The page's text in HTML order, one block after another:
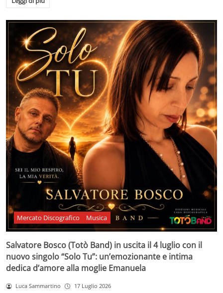
Mercato Discografico Musica
Salvatore Bosco (Totò Band) in uscita il 4 luglio con il
nuovo singolo “Solo Tu”: un’emozionante e intima
dedica d’amore alla moglie Emanuela
Luca Sammartino 17 Luglio 2026